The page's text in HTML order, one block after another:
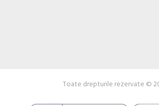
Toate drepturile rezervate ©